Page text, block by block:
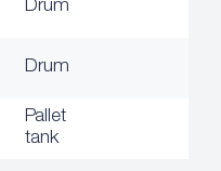
Drum
Drum
Pallet
tank